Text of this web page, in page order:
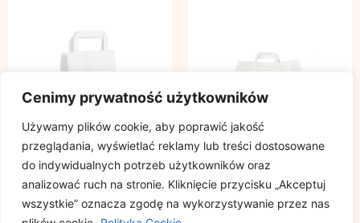
Cenimy prywatność użytkowników
Używamy plików cookie, aby poprawić jakość
przeglądania, wyświetlać reklamy lub treści dostosowane
do indywidualnych potrzeb użytkowników oraz
analizować ruch na stronie. Kliknięcie przycisku „Akceptuj
wszystkie” oznacza zgodę na wykorzystywanie przez nas